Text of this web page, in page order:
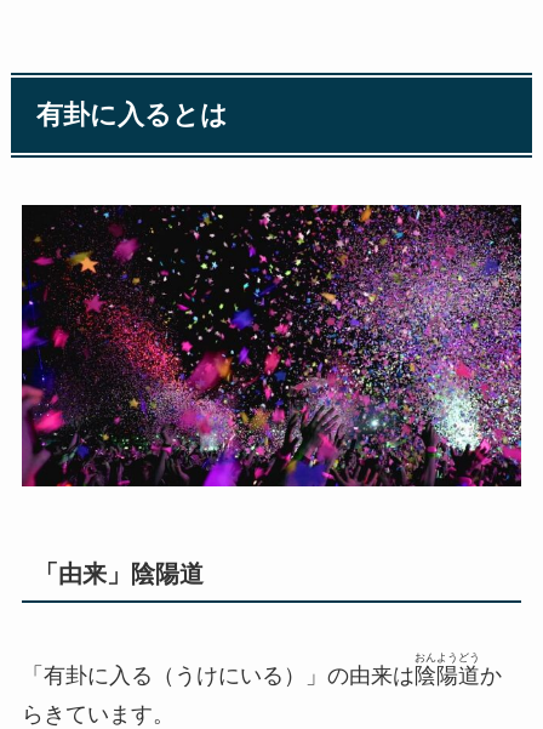
有卦に入るとは
「由来」陰陽道
「有卦に入る（うけにいる）」の由来は陰陽道
おんようどう
か
らきています。